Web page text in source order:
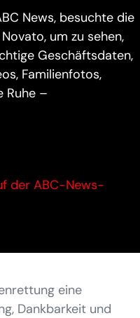
News, besuchte die
um zu sehen,
Geschäftsdaten,
Familienfotos,
Ruhe –
der ABC-News-
eine
Dankbarkeit und